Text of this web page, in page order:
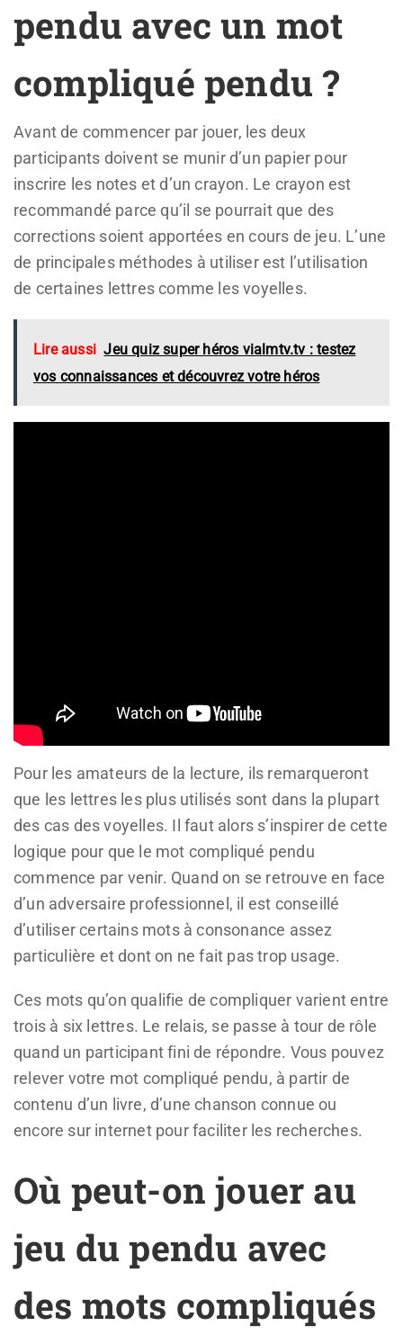
pendu avec un mot
compliqué pendu ?
Avant de commencer par jouer, les deux
participants doivent se munir d’un papier pour
inscrire les notes et d’un crayon. Le crayon est
recommandé parce qu’il se pourrait que des
corrections soient apportées en cours de jeu. L’une
de principales méthodes à utiliser est l’utilisation
de certaines lettres comme les voyelles.
Lire aussi Jeu quiz super héros vialmtv.tv : testez
vos connaissances et découvrez votre héros
Pour les amateurs de la lecture, ils remarqueront
que les lettres les plus utilisés sont dans la plupart
des cas des voyelles. Il faut alors s’inspirer de cette
logique pour que le mot compliqué pendu
commence par venir. Quand on se retrouve en face
d’un adversaire professionnel, il est conseillé
d’utiliser certains mots à consonance assez
particulière et dont on ne fait pas trop usage.
Ces mots qu’on qualifie de compliquer varient entre
trois à six lettres. Le relais, se passe à tour de rôle
quand un participant fini de répondre. Vous pouvez
relever votre mot compliqué pendu, à partir de
contenu d’un livre, d’une chanson connue ou
encore sur internet pour faciliter les recherches.
Où peut-on jouer au
jeu du pendu avec
des mots compliqués